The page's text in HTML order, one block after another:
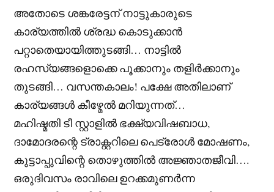
അതോടെ ശങ്കരേട്ടന് നാട്ടുകാരുടെ
കാര്യത്തിൽ ശ്രദ്ധ കൊടുക്കാൻ
പറ്റാതെയായിത്തുടങ്ങി… നാട്ടിൽ
രഹസ്യങ്ങളൊക്കെ പൂക്കാനും തളിർക്കാനും
തുടങ്ങി… വസന്തകാലം! പക്ഷേ അതിലാണ്
കാര്യങ്ങൾ കീഴ്മേൽ മറിയുന്നത്…
മഹിഷ്മതി ടീ സ്റ്റാളിൽ ഭക്ഷ്യവിഷബാധ,
ദാമോദരന്റെ ട്രാക്റ്ററിലെ പെട്രോൾ മോഷണം,
കുട്ടാപ്പുവിന്റെ തൊഴുത്തിൽ അജ്ഞാതജീവി….
ഒരുദിവസം രാവിലെ ഉറക്കമുണർന്ന